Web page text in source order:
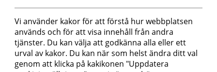
Postadress
Sörmlands museum
Box 314
611 26 Nyköping
Vi använder kakor för att förstå hur webbplatsen
används och för att visa innehåll från andra
tjänster. Du kan välja att godkänna alla eller ett
urval av kakor. Du kan när som helst ändra ditt val
genom att klicka på kakikonen "Uppdatera